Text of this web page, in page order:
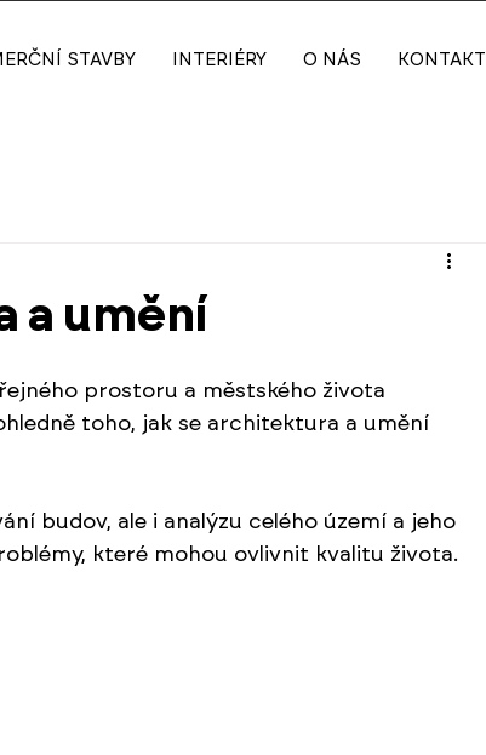
STAVBY INTERIÉRY O NÁS KONTAKT
a umění
prostoru a městského života
toho, jak se architektura a umění
budov, ale i analýzu celého území a jeho
které mohou ovlivnit kvalitu života.